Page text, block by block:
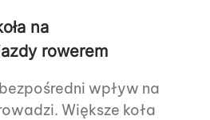
na
rowerem
wpływ na
Większe koła